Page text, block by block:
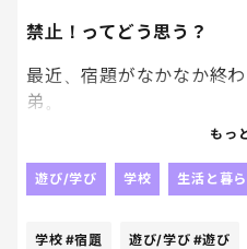
禁止！ってどう思う？
最近、宿題がなかなか終
弟。
く。
まない、終わらない、分
もっ
遊び/学び 学校 生活と暮
学校 #宿題 遊び/学び #遊び